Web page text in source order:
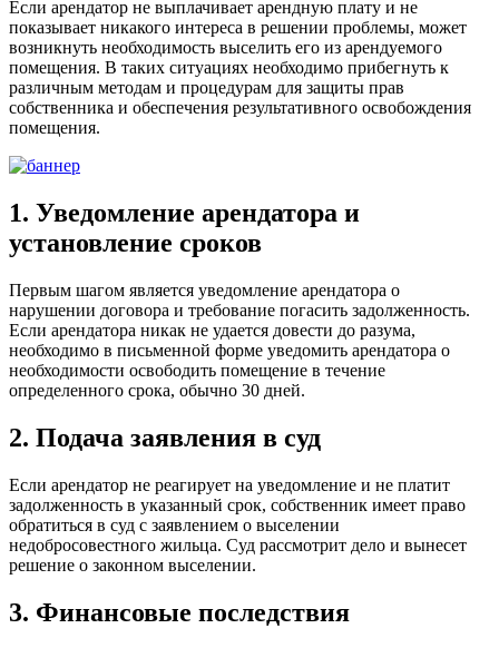
Если арендатор не выплачивает арендную плату и не
показывает никакого интереса в решении проблемы, может
возникнуть необходимость выселить его из арендуемого
помещения. В таких ситуациях необходимо прибегнуть к
различным методам и процедурам для защиты прав
собственника и обеспечения результативного освобождения
помещения.
1. Уведомление арендатора и
установление сроков
Первым шагом является уведомление арендатора о
нарушении договора и требование погасить задолженность.
Если арендатора никак не удается довести до разума,
необходимо в письменной форме уведомить арендатора о
необходимости освободить помещение в течение
определенного срока, обычно 30 дней.
2. Подача заявления в суд
Если арендатор не реагирует на уведомление и не платит
задолженность в указанный срок, собственник имеет право
обратиться в суд с заявлением о выселении
недобросовестного жильца. Суд рассмотрит дело и вынесет
решение о законном выселении.
3. Финансовые последствия